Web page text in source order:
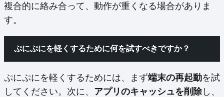
複合的に絡み合って、動作が重くなる場合がありま
す。
ぷにぷにを軽くするために何を試すべきですか？
ぷにぷにを軽くするためには、まず端末の再起動を試
してください。次に、 アプリのキャッシュを削除し、